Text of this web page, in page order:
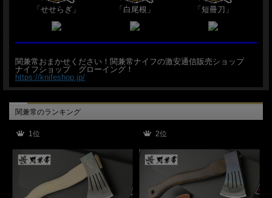
「せせらぎ」 「白尾根」 「短冊刀」
関兼常おまかせください！関兼常ナイフの激安通信販売ショップ
ナイフショップ グローイング！
https://knifeshop.jp/
関兼常のランキング
1位 2位